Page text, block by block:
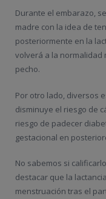
Durante el embarazo,
madre con la idea de
posteriormente en la
volverá a la normalidad
pecho.
Por otro lado, diversos
disminuye el riesgo de
riesgo de padecer
gestacional en
No sabemos si
destacar que la
menstruación tras el